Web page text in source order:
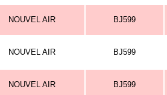
NOUVEL AIR BJ599
NOUVEL AIR BJ599
NOUVEL AIR BJ599